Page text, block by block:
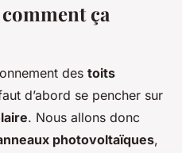
ça
des toits
d’abord se pencher sur
. Nous allons donc
photovoltaïques,